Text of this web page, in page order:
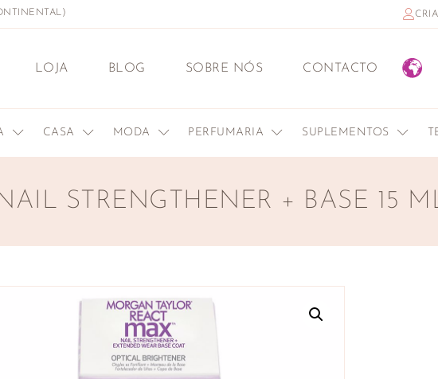
LOJA BLOG SOBRE NÓS CONTACTO
CASA MODA PERFUMARIA SUPLEMENTOS
STRENGTHENER + BASE 15